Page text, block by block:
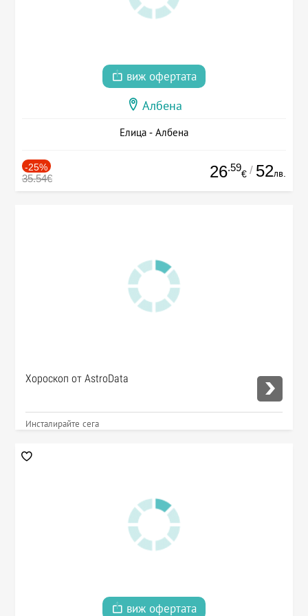
виж офертата
Албена
Елица - Албена
-25%
35.54€ 26.59
€ / 52лв.
Хороскоп от AstroData
Инсталирайте сега
виж офертата